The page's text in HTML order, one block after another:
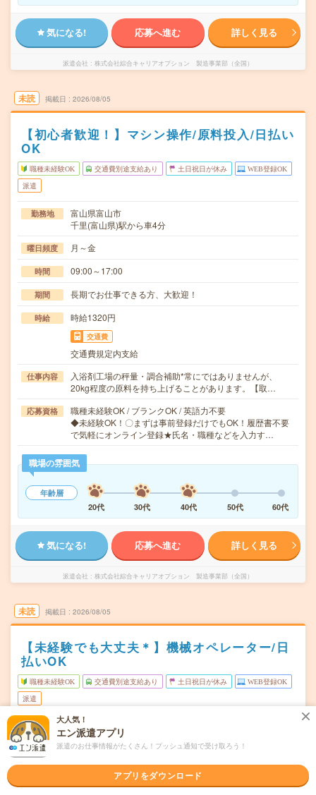
気になる! 応募へ進む 詳しく見る
派遣会社 株式会社綜合キャリアオプション 製造事業部（全国）
未読 掲載日 2026/08/05
【初心者歓迎！】マシン操作/原料投入/日払い
OK
職種未経験OK 交通費別途支給あり 土日祝日が休み WEB登録OK
派遣
勤務地
富山県富山市
千里(富山県)駅から車4分
曜日頻度 月～金
時間 09:00～17:00
期間 長期でお仕事できる方、大歓迎！
時給 時給1320円
交通費
交通費規定内支給
仕事内容
入浴剤工場の秤量・調合補助*常にではありませんが、
20kg程度の原料を持ち上げることがあります。【取…
応募資格
職種未経験OK / ブランクOK / 英語力不要
◆未経験OK！〇まずは事前登録だけでもOK！履歴書不要
で気軽にオンライン登録★氏名・職種などを入力す…
職場の雰囲気
年齢層
20代
30代 40代 50代 60代
気になる! 応募へ進む 詳しく見る
派遣会社 株式会社綜合キャリアオプション 製造事業部（全国）
未読 掲載日 2026/08/05
【未経験でも大丈夫＊】機械オペレーター/日
払いOK
職種未経験OK 交通費別途支給あり 土日祝日が休み WEB登録OK
派遣
勤務地
富山県富山市
越中八尾駅から車5分
曜日頻度
時間 08:30～20:3020:30～08:3008:15～17:00
大人気！
エン派遣アプリ
派遣のお仕事情報がたくさん！プッシュ通知で受け取ろう！
アプリをダウンロード